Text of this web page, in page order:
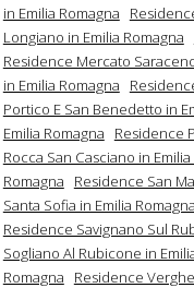
in Emilia Romagna
Longiano in Emilia Romagna
Residence Mercato
in Emilia Romagna
Portico E San Benedetto in
Emilia Romagna
Residence
Rocca San Casciano in
Romagna
Residence San
Santa Sofia in Emilia Romagna
Residence Savignano Sul
Sogliano Al Rubicone in
Romagna
Residence